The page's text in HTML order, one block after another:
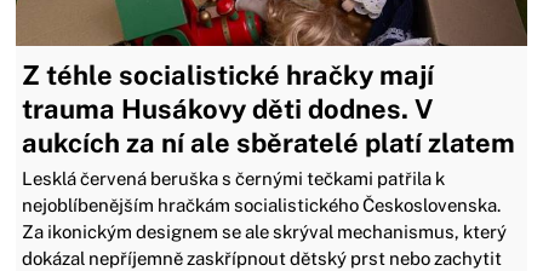
Z téhle socialistické hračky mají
trauma Husákovy děti dodnes. V
aukcích za ní ale sběratelé platí zlatem
Lesklá červená beruška s černými tečkami patřila k
nejoblíbenějším hračkám socialistického Československa.
Za ikonickým designem se ale skrýval mechanismus, který
dokázal nepříjemně zaskřípnout dětský prst nebo zachytit